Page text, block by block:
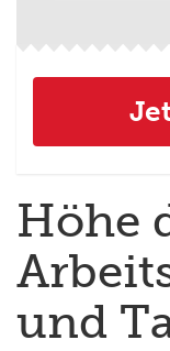
Höhe
und